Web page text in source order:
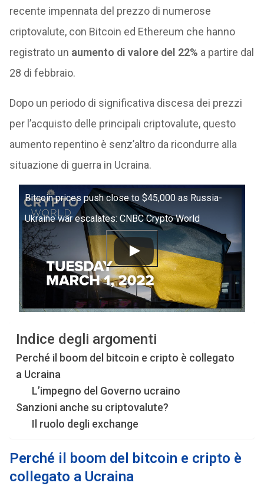
recente impennata del prezzo di numerose
criptovalute, con Bitcoin ed Ethereum che hanno
registrato un aumento di valore del 22% a partire dal
28 di febbraio.
Dopo un periodo di significativa discesa dei prezzi
per l’acquisto delle principali criptovalute, questo
aumento repentino è senz’altro da ricondurre alla
situazione di guerra in Ucraina.
Bitcoin prices push close to $45,000 as Russia-
Ukraine war escalates: CNBC Crypto World
Indice degli argomenti
Perché il boom del bitcoin e cripto è collegato
a Ucraina
L’impegno del Governo ucraino
Sanzioni anche su criptovalute?
Il ruolo degli exchange
Perché il boom del bitcoin e cripto è
collegato a Ucraina